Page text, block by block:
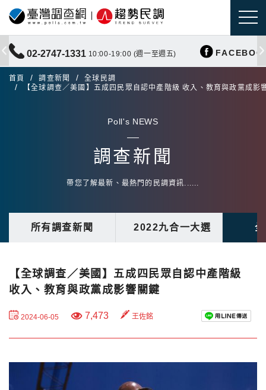
02-2747-1331 10:00-19:00 (週一至週五)
首頁 調查新聞
全球民調
【全球調查／美國】五成四民眾自認中產階級 收入、教育與政黨成影
Poll's NEWS
調查新聞
帶您了解最新、最熱門的民調資訊......
所有調查新聞 2022九合一大選
【全球調查／美國】五成四民眾自認中產階級
收入、教育與政黨成影響關鍵
2024-06-05 7,473 王佐銘